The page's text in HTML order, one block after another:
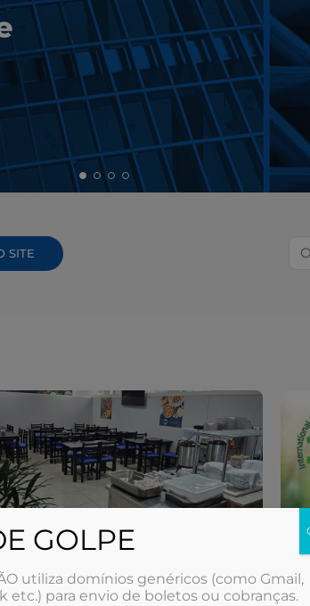
SITE
GOLPE
utiliza domínios genéricos (como Gmail,
etc.) para envio de boletos ou cobranças.